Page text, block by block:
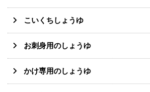
こいくちしょうゆ
お刺身用のしょうゆ
かけ専用のしょうゆ